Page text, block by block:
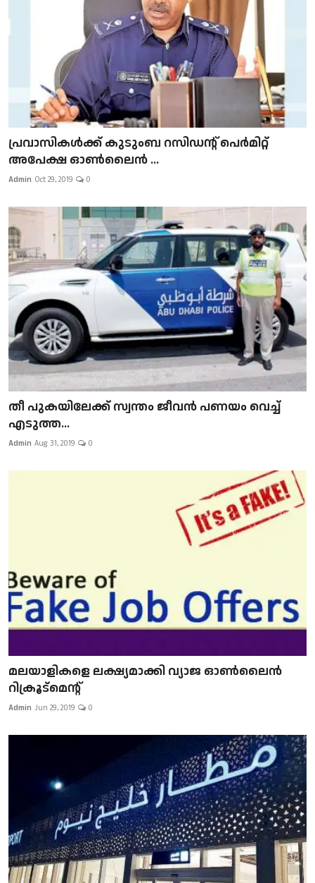
പ്രവാസികള്‍ക്ക് കുടുംബ റസിഡന്റ് പെർമിറ്റ്
അപേക്ഷ ഓൺലൈൻ ...
Admin Oct 29, 2019 0
​​​​​​​തീ പുകയിലേക്ക് സ്വന്തം ജീവന്‍ പണയം വെച്ച്
എടുത്ത...
Admin Aug 31, 2019 0
മലയാളികളെ ലക്ഷ്യമാക്കി വ്യാജ ഓൺലൈൻ
റിക്രൂട്മെന്റ്
Admin Jun 29, 2019 0